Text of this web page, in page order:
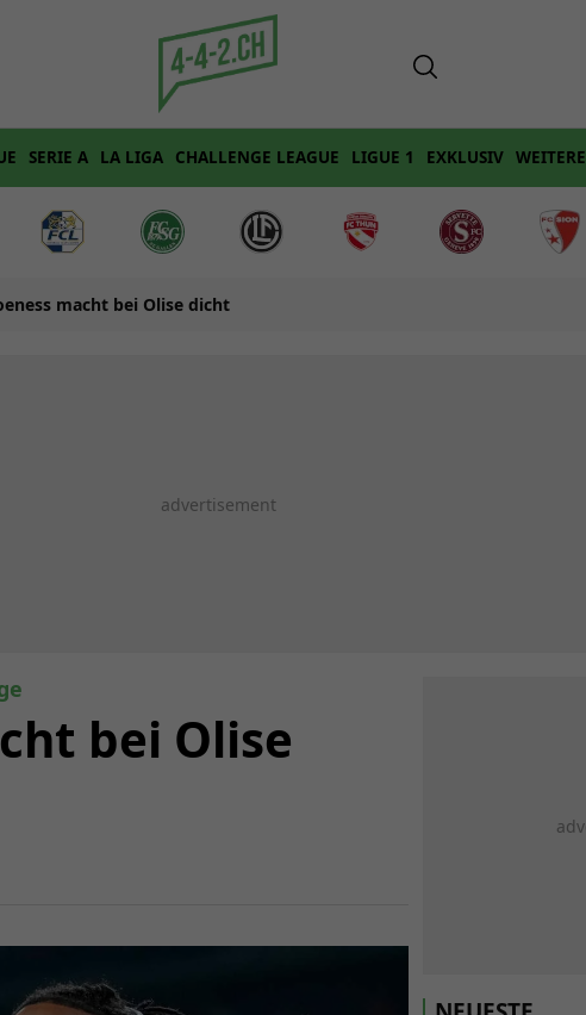
SERIE A LA LIGA CHALLENGE LEAGUE LIGUE 1 EXKLUSIV WEITERE
macht bei Olise dicht
bei Olise